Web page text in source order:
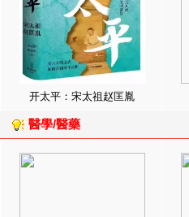
开太平：宋太祖赵匡胤
醫學/醫藥